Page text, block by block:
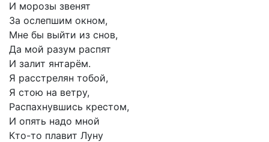
И морозы звенят
За ослепшим окном,
Мне бы выйти из снов,
Да мой разум распят
И залит янтарём.
Я расстрелян тобой,
Я стою на ветру,
Распахнувшись крестом,
И опять надо мной
Кто-то плавит Луну